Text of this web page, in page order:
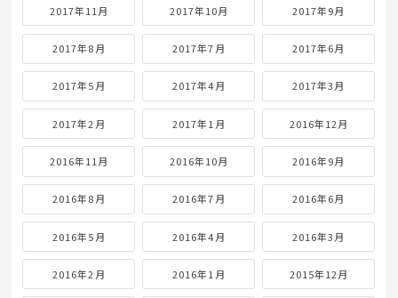
2017年11月 2017年10月 2017年9月
2017年8月 2017年7月 2017年6月
2017年5月 2017年4月 2017年3月
2017年2月 2017年1月 2016年12月
2016年11月 2016年10月 2016年9月
2016年8月 2016年7月 2016年6月
2016年5月 2016年4月 2016年3月
2016年2月 2016年1月 2015年12月